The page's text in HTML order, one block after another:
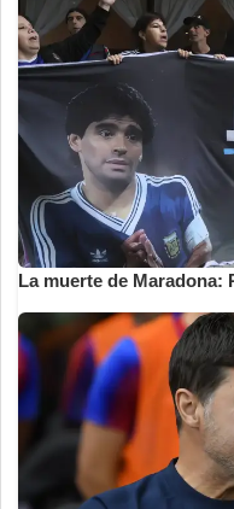
La muerte de Maradona: